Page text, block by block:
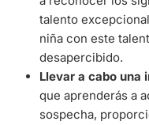
talento
niña con este
desapercibido.
Llevar a cabo una
que aprenderás a
sospecha,